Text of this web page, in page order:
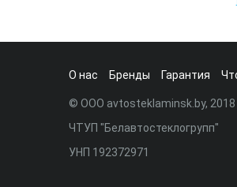
О нас Бренды Гарантия
© ООО avtosteklaminsk.by, 2018
ЧТУП "Белавтостеклогрупп"
УНП 192372971